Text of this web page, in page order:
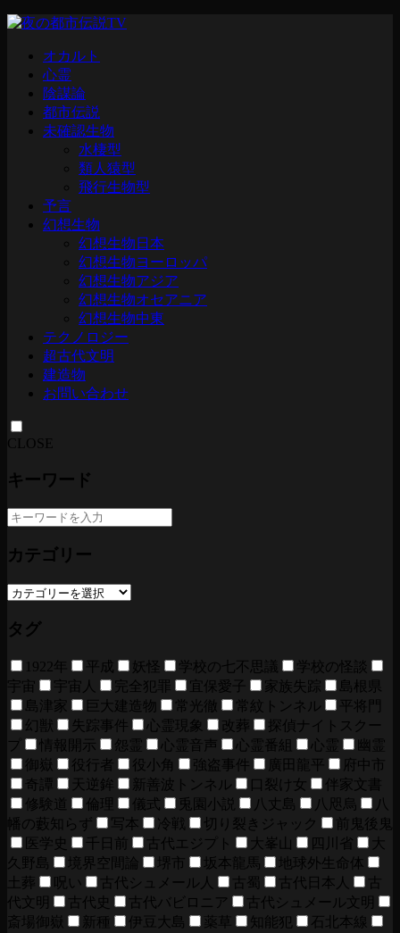
オカルト
心霊
陰謀論
都市伝説
未確認生物
水棲型
類人猿型
飛行生物型
予言
幻想生物
幻想生物日本
幻想生物ヨーロッパ
幻想生物アジア
幻想生物オセアニア
幻想生物中東
テクノロジー
超古代文明
建造物
お問い合わせ
CLOSE
キーワード
カテゴリー
タグ
1922年 平成 妖怪 学校の七不思議
学校の怪談
宇宙
宇宙人 完全犯罪 宜保愛子 家族失踪
島根県
島津家
巨大建造物 常光徹 常紋トンネル
平将門
幻獣
失踪事件 心霊現象 改葬
探偵ナイトスクー
プ
情報開示 怨霊 心霊音声 心霊番組 心霊
幽霊
御嶽
役行者 役小角 強盗事件 廣田龍平
府中市
奇譚
天逆鉾 新善波トンネル 口裂け女
伴家文書
修験道
倫理 儀式 兎園小説 八丈島 八咫烏
八
幡の藪知らず
写本 冷戦 切り裂きジャック
前鬼後鬼
医学史
千日前 古代エジプト 大峯山 四川省
大
久野島
境界空間論 堺市 坂本龍馬
地球外生命体
土葬
呪い 古代シュメール人 古蜀 古代日本人
古
代文明
古代史 古代バビロニア
古代シュメール文明
斎場御嶽
新種 伊豆大島 薬草 知能犯
石北本線